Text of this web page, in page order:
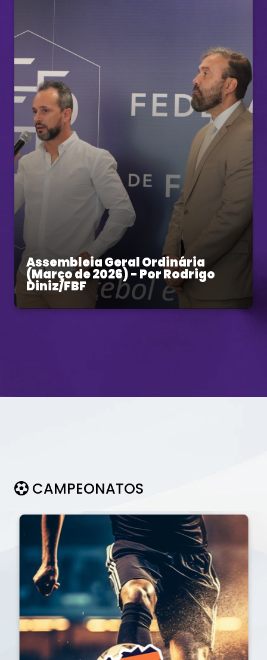
Assembleia Geral Ordinária
(Março de 2026) - Por Rodrigo
Diniz/FBF
CAMPEONATOS